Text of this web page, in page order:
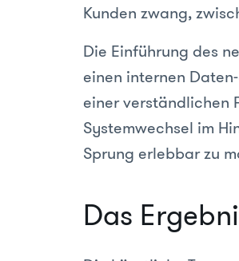
Kunden zwang,
Die Einführung des
einen internen
einer verständlichen
Systemwechsel im
Sprung erlebbar zu
Das